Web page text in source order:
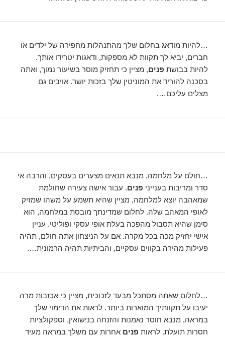
…להיות מודאג בחלום שלך מהתנהלות מחפירה של ילדים או
חברים, יביא לך תקוות לא מספקות, ודאגות יטרידו אותך.
להיות בבושת פנים, מציין כי תחזיק מוסר בשיעור נמוך, ואתה
בסכנה להוריד את המוניטין שלך בזכות יושר. אויבים גם
מצלים עליכם….
…חולם על מלחמה, מנבא תנאים מצערים בעסקים, והרבה אי
סדר ומריבות בענייני פנים. עבור אישה צעירה שחולמת
שמאהבה יוצא למלחמה, מציין שהיא תשמע על משהו שמזיק
לאופי המאהב שלה. לחלום שמדינתך מובסת במלחמה, הוא
סימן שהיא תסבול מהפכה בעלת אופי עסקי ופוליטי. עניין
אישי יחזיק מכה בכל מקרה. אם על הניצחון אתה חולם, תהיה
פעילות מהירה בקווים עסקיים, והביתיות תהיה הרמונית….
…לחלום שאתה מסתכל מבעד לזכוכית, מציין כי אכזבות מרה
יעיבו על תקוותיך המוארות ביותר. לראות את הדימוי שלך
במראה, מנבא חוסר נאמנות והזנחה בנישואין, וספקולציות
חסרות תועלת. לראות פנים אחרות עם משלך במראה מעיד